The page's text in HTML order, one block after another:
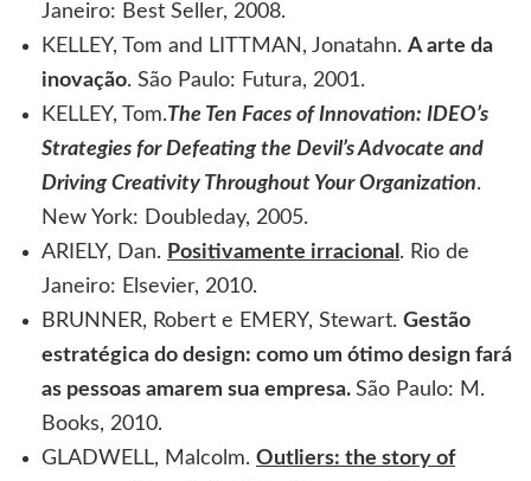
Janeiro: Best Seller, 2008.
KELLEY, Tom and LITTMAN, Jonatahn. A arte da
inovação. São Paulo: Futura, 2001.
KELLEY, Tom.The Ten Faces of Innovation: IDEO’s
Strategies for Defeating the Devil’s Advocate and
Driving Creativity Throughout Your Organization.
New York: Doubleday, 2005.
ARIELY, Dan. Positivamente irracional . Rio de
Janeiro: Elsevier, 2010.
BRUNNER, Robert e EMERY, Stewart. Gestão
estratégica do design: como um ótimo design fará
as pessoas amarem sua empresa. São Paulo: M.
Books, 2010.
GLADWELL, Malcolm. Outliers: the story of